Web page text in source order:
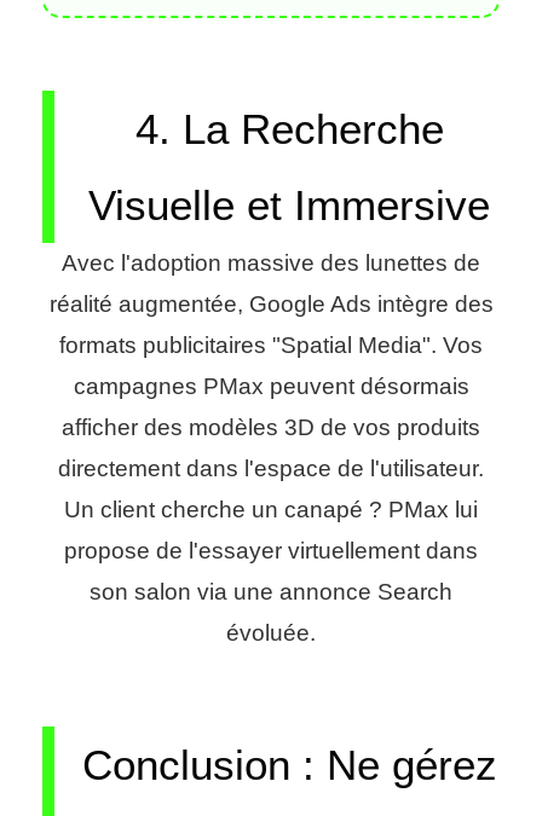
4. La Recherche
Visuelle et Immersive
Avec l'adoption massive des lunettes de
réalité augmentée, Google Ads intègre des
formats publicitaires "Spatial Media". Vos
campagnes PMax peuvent désormais
afficher des modèles 3D de vos produits
directement dans l'espace de l'utilisateur.
Un client cherche un canapé ? PMax lui
propose de l'essayer virtuellement dans
son salon via une annonce Search
évoluée.
Conclusion : Ne gérez